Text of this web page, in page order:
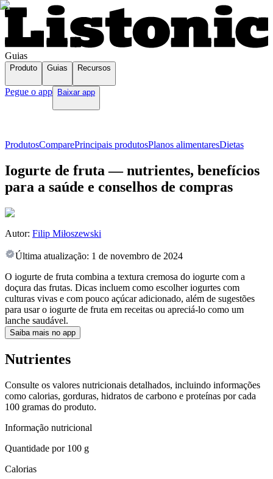
Guias
Produto Guias Recursos
Pegue o app Baixar app
ProdutosComparePrincipais produtosPlanos alimentaresDietas
Iogurte de fruta — nutrientes, benefícios
para a saúde e conselhos de compras
Autor: Filip Miłoszewski
Última atualização: 1 de novembro de 2024
O iogurte de fruta combina a textura cremosa do iogurte com a
doçura das frutas. Dicas incluem como escolher iogurtes com
culturas vivas e com pouco açúcar adicionado, além de sugestões
para usar o iogurte de fruta em receitas ou apreciá-lo como um
lanche saudável.
Saiba mais no app
Nutrientes
Consulte os valores nutricionais detalhados, incluindo informações
como calorias, gorduras, hidratos de carbono e proteínas por cada
100 gramas do produto.
Informação nutricional
Quantidade por100 g
Calorias